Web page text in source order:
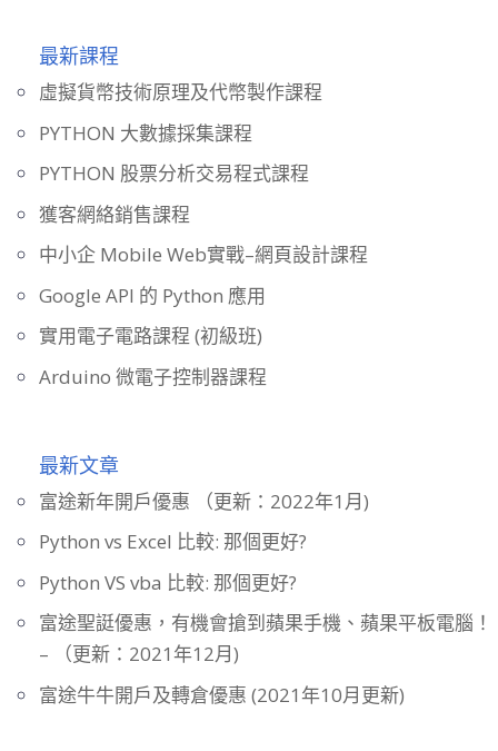
最新課程
虛擬貨幣技術原理及代幣製作課程
PYTHON 大數據採集課程
PYTHON 股票分析交易程式課程
獲客網絡銷售課程
中小企 Mobile Web實戰–網頁設計課程
Google API 的 Python 應用
實用電子電路課程 (初級班)
Arduino 微電子控制器課程
最新文章
富途新年開戶優惠 （更新：2022年1月)
Python vs Excel 比較: 那個更好?
Python VS vba 比較: 那個更好?
富途聖誔優惠，有機會搶到蘋果手機、蘋果平板電腦！
– （更新：2021年12月)
富途牛牛開戶及轉倉優惠 (2021年10月更新)